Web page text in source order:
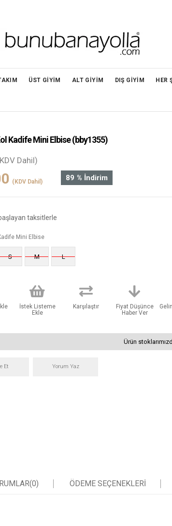
ÜST GİYİM ALT GİYİM DIŞ GİYİM HER
Kadife Mini Elbise(bby1355)
%
89 İndirim
Dahil)
(KDV Dahil)
taksitlerle
Mini Elbise
S M L
İstek Listeme
Ekle
Karşılaştır
Fiyat Düşünce
Haber Ver
Ürün
Et Yorum Yaz
(0) ÖDEME SEÇENEKLERI